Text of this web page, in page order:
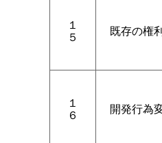
１
５
既存の権
１
６
開発行為